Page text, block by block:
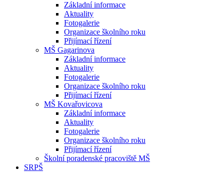
Základní informace
Aktuality
Fotogalerie
Organizace školního roku
Přijímací řízení
MŠ Gagarinova
Základní informace
Aktuality
Fotogalerie
Organizace školního roku
Přijímací řízení
MŠ Kovařovicova
Základní informace
Aktuality
Fotogalerie
Organizace školního roku
Přijímací řízení
Školní poradenské pracoviště MŠ
SRPŠ